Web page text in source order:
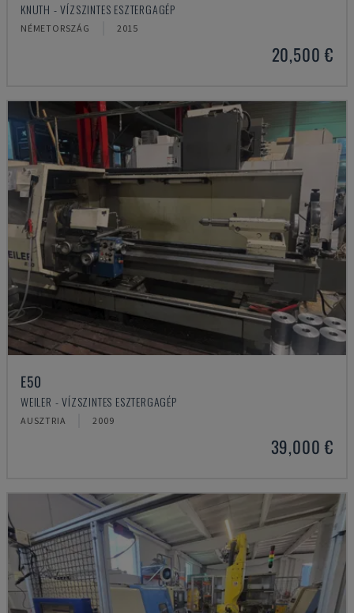
KNUTH - VÍZSZINTES ESZTERGAGÉP
NÉMETORSZÁG 2015
20,500 €
E50
WEILER - VÍZSZINTES ESZTERGAGÉP
AUSZTRIA 2009
39,000 €